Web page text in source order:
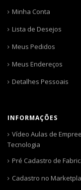
Minha Conta
Lista de Desejos
Meus Pedidos
Meus Endereços
Detalhes Pessoais
INFORMAÇÕES
Vídeo Aulas de
Tecnologia
Pré Cadastro de
Cadastro no